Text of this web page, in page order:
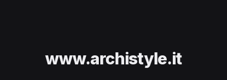
www.archistyle.it